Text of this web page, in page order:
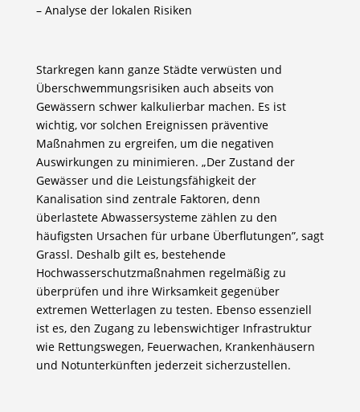
– Analyse der lokalen Risiken
Starkregen kann ganze Städte verwüsten und
Überschwemmungsrisiken auch abseits von
Gewässern schwer kalkulierbar machen. Es ist
wichtig, vor solchen Ereignissen präventive
Maßnahmen zu ergreifen, um die negativen
Auswirkungen zu minimieren. „Der Zustand der
Gewässer und die Leistungsfähigkeit der
Kanalisation sind zentrale Faktoren, denn
überlastete Abwassersysteme zählen zu den
häufigsten Ursachen für urbane Überflutungen”, sagt
Grassl. Deshalb gilt es, bestehende
Hochwasserschutzmaßnahmen regelmäßig zu
überprüfen und ihre Wirksamkeit gegenüber
extremen Wetterlagen zu testen. Ebenso essenziell
ist es, den Zugang zu lebenswichtiger Infrastruktur
wie Rettungswegen, Feuerwachen, Krankenhäusern
und Notunterkünften jederzeit sicherzustellen.